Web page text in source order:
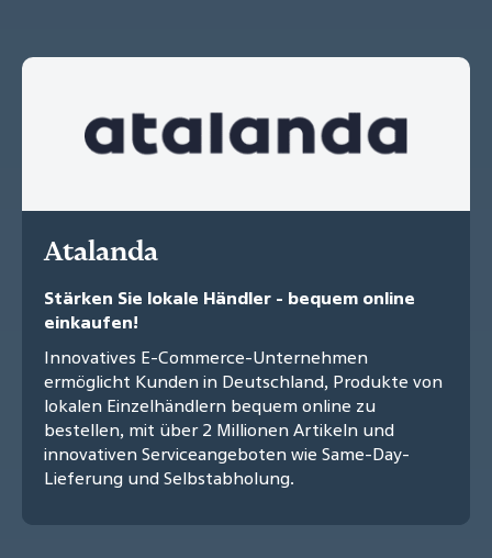
Atalanda
Stärken Sie lokale Händler - bequem online
einkaufen!
Innovatives E-Commerce-Unternehmen
ermöglicht Kunden in Deutschland, Produkte von
lokalen Einzelhändlern bequem online zu
bestellen, mit über 2 Millionen Artikeln und
innovativen Serviceangeboten wie Same-Day-
Lieferung und Selbstabholung.